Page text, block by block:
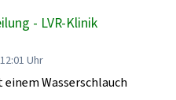
- LVR-Klinik
Uhr
Wasserschlauch